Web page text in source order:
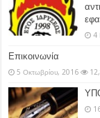
4
Επικοινωνία
5 Οκτωβρίου, 2016